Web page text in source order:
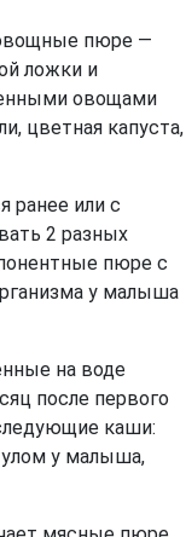
пюре —
ложки и
овощами
цветная капуста,
ранее или с
2 разных
пюре с
у малыша
на воде
после первого
каши:
у малыша,